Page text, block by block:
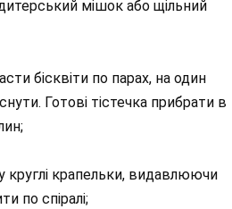
мішок або щільний
бісквіти по парах, на один
Готові тістечка прибрати в
круглі крапельки, видавлюючи
по спіралі;